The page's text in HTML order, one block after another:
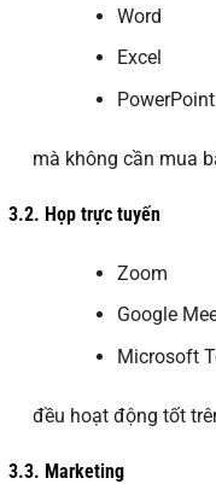
Word
Excel
PowerPoint
mà không cần mua
3.2. Họp trực tuyến
Zoom
Google
Microsoft
đều hoạt động tốt
3.3. Marketing